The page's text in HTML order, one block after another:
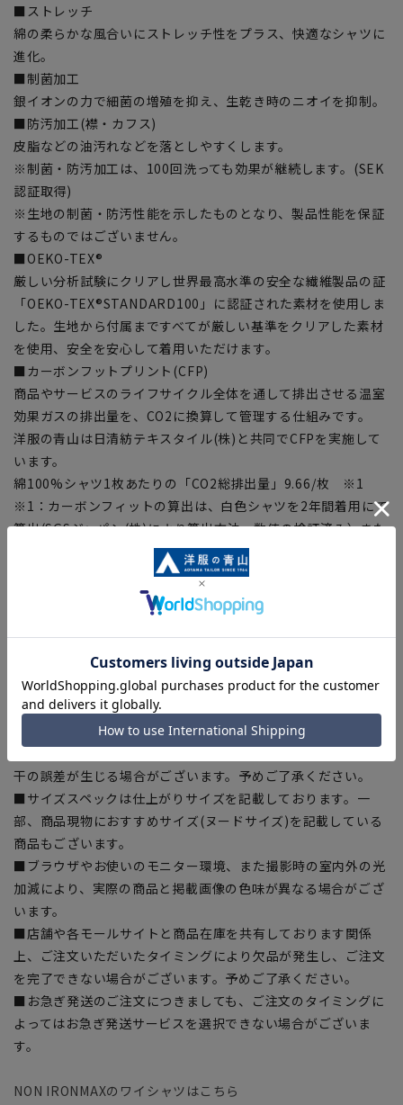
■ストレッチ
綿の柔らかな風合いにストレッチ性をプラス、快適なシャツに
進化。
■制菌加工
銀イオンの力で細菌の増殖を抑え、生乾き時のニオイを抑制。
■防汚加工(襟・カフス)
皮脂などの油汚れなどを落としやすくします。
※制菌・防汚加工は、100回洗っても効果が継続します。(SEK
認証取得)
※生地の制菌・防汚性能を示したものとなり、製品性能を保証
するものではございません。
■OEKO-TEX®
厳しい分析試験にクリアし世界最高水準の安全な繊維製品の証
「OEKO-TEX®STANDARD100」に認証された素材を使用しま
した。生地から付属まですべてが厳しい基準をクリアした素材
を使用、安全を安心して着用いただけます。
■カーボンフットプリント(CFP)
商品やサービスのライフサイクル全体を通して排出させる温室
効果ガスの排出量を、CO2に換算して管理する仕組みです。
洋服の青山は日清紡テキスタイル(株)と共同でCFPを実施して
います。
綿100%シャツ1枚あたりの「CO2総排出量」9.66/枚 ※1
※1：カーボンフィットの算出は、白色シャツを2年間着用にて
算出(SGSジャパン(株)により算出方法・数値の検証済み）また
カラーシャツは測定対象外です。
【シルエット】《標準》 (当社比)
【商品に関するご注意】
■商品画像はサンプルのため、色味やサイズ等の仕様に変更が
ある場合がございますので、予めご了承ください。
■ゆとり感には個人差があります。サイズ表を確認の上、ご購
入の目安としてご利用ください。
■生地や仕様・デザインにより、着用感や実際のサイズ表に若
干の誤差が生じる場合がございます。予めご了承ください。
■サイズスペックは仕上がりサイズを記載しております。一
部、商品現物におすすめサイズ(ヌードサイズ)を記載している
商品もございます。
■ブラウザやお使いのモニター環境、また撮影時の室内外の光
加減により、実際の商品と掲載画像の色味が異なる場合がござ
います。
■店舗や各モールサイトと商品在庫を共有しております関係
上、ご注文いただいたタイミングにより欠品が発生し、ご注文
を完了できない場合がございます。予めご了承ください。
■お急ぎ発送のご注文につきましても、ご注文のタイミングに
よってはお急ぎ発送サービスを選択できない場合がございま
す。
NON IRONMAXのワイシャツはこちら